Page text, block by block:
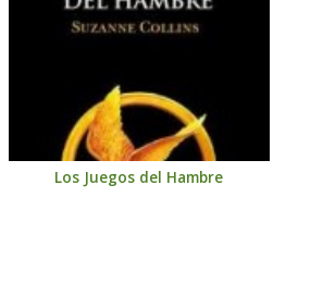
Los Juegos del Hambre